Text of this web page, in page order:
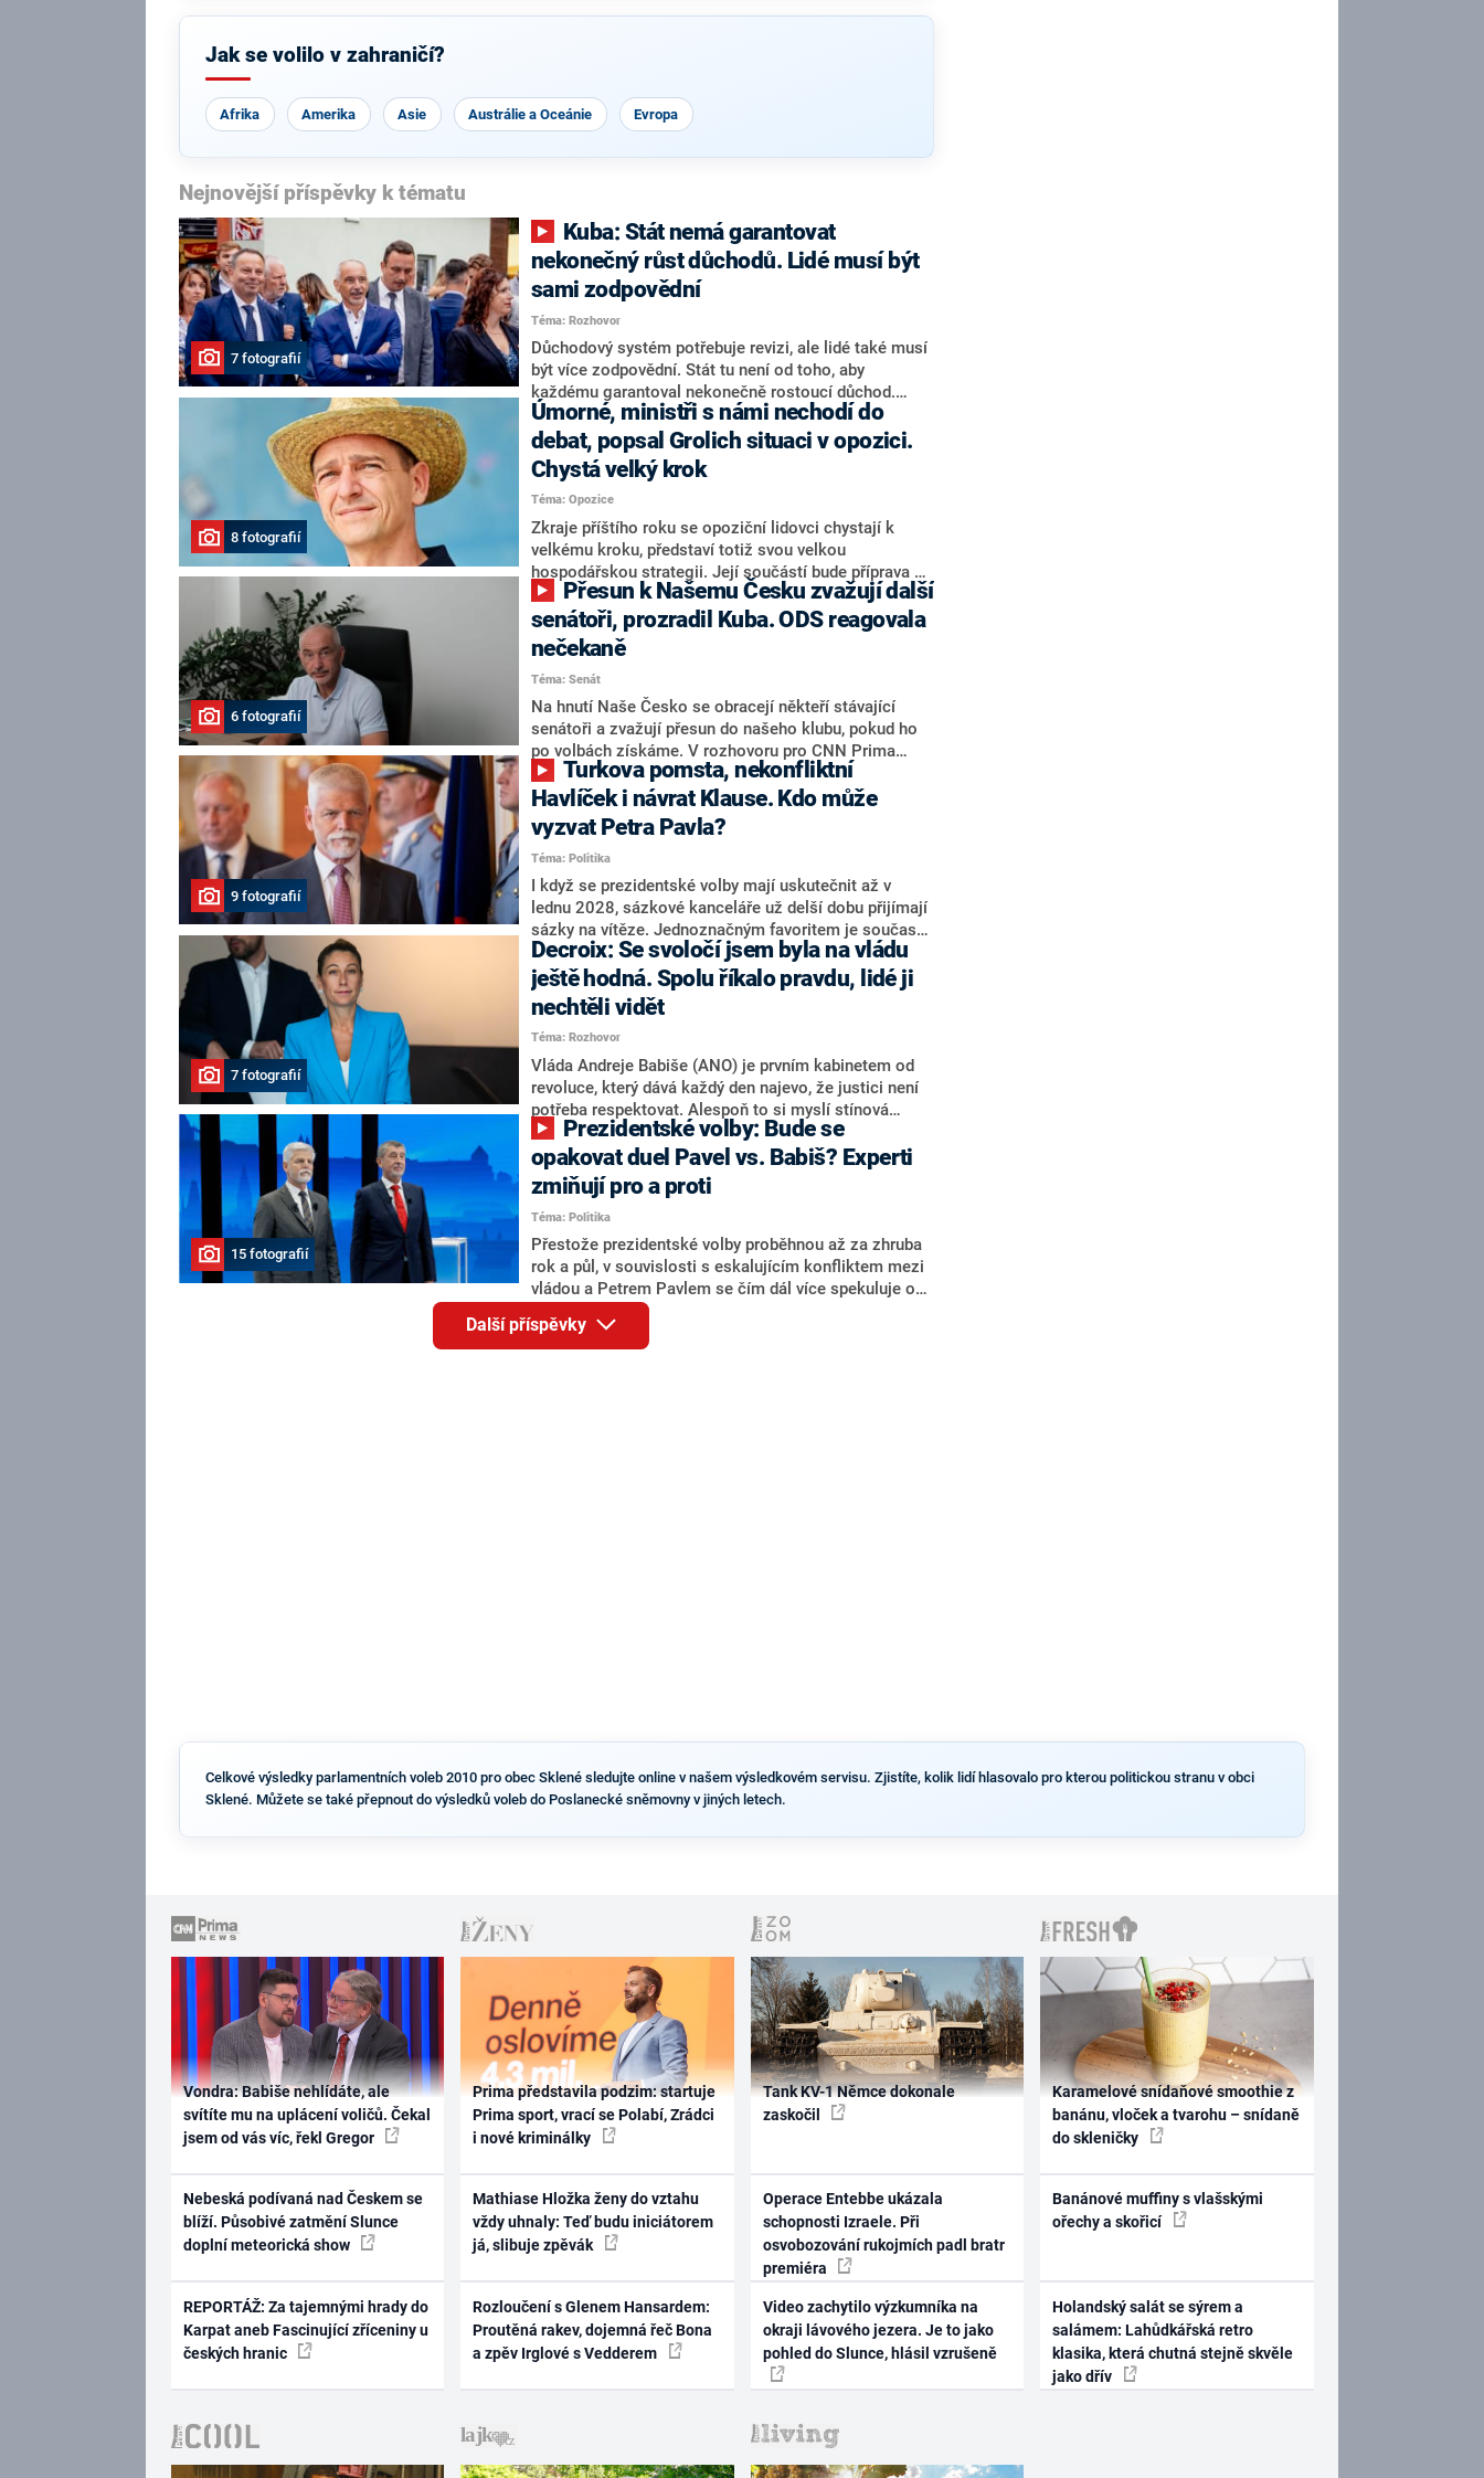
Jak se volilo v zahraničí?
Afrika Amerika Asie Austrálie a Oceánie Evropa
Nejnovější příspěvky k tématu
7 fotografií
nekonečný růst důchodů. Lidé musí být
sami zodpovědní
Téma: Rozhovor
Důchodový systém potřebuje revizi, ale lidé také musí
být více zodpovědní. Stát tu není od toho, aby
každému garantoval nekonečně rostoucí důchod.
Chybí tu nový systém a my ho představíme,řekl
hejtman Jihočeského kraje a předseda hnutí Naše
Česko Martin Kuba v rozhovoru pro CNN Prima NEWS.
V čele státu pak podle něj nemůže být člověk, který by
střetem zájmů omezoval čerpání financí a rozvoj,
dodal. Řešení u Andreje Babiše ale hodnotit nechtěl.
8 fotografií
Úmorné, ministři s námi nechodí do
debat, popsal Grolich situaci v opozici.
Chystá velký krok
Téma: Opozice
Zkraje příštího roku se opoziční lidovci chystají k
velkému kroku, představí totiž svou velkou
hospodářskou strategii. Její součástí bude příprava na
stárnutí populace, řekl ve středu na setkání s novináři
nový předseda lidovců Jan Grolich. Ten zároveň v
senátních volbách kandiduje ve Vyškově. Popsal i
aktivitu opozice, o níž vládní strany nebo političtí
komentátoři mluví jako o slabé a v defenzivě. „Je to
úmorná práce upozorňovat na chyby vlády. Ministři s
námi navíc nechodí do debat. Chceme ale ukazovat
svoje témata,“ odpověděl Grolich na dotaz CNN Prima
NEWS.
6 fotografií
senátoři, prozradil Kuba. ODS reagovala
nečekaně
Téma: Senát
Na hnutí Naše Česko se obracejí někteří stávající
senátoři a zvažují přesun do našeho klubu, pokud ho
po volbách získáme. V rozhovoru pro CNN Prima
NEWS to řekl zakladatel hnutí a jihočeský hejtman
Martin Kuba. Konkrétní nebyl, ale získat by takto mohl
například senátora Zdeňka Hrabu, který je dnes
součástí klubu ODS a TOP 09. Hraba to na dotaz
redakce nevyloučil. Předseda klubu senátorů ODS
Zdeněk Nytra redakci řekl, že počítá s odchodem
některých senátorů z klubu a že Naše Česko není
nepřítel, ale soupeř.
9 fotografií
Havlíček i návrat Klause. Kdo může
vyzvat Petra Pavla?
Téma: Politika
I když se prezidentské volby mají uskutečnit až v
lednu 2028, sázkové kanceláře už delší dobu přijímají
sázky na vítěze. Jednoznačným favoritem je současná
hlava státu Petr Pavel. Daleko za ním pak bookmakeři
zmiňují dva výrazné politiky ANO, tedy premiéra
Andreje Babiše a ministra průmyslu Karla Havlíčka.
Oblíbeným tipem samotných sázkařů je poslanec za
Motoristy Filip Turek. Politolog Jan Kubáček nicméně
o případné kandidatuře kohokoliv ze zmíněné trojice
značně pochybuje. Podle něj současná koalice dosud
nemá osobu, která by Pavlovi mohla konkurovat.
7 fotografií
Decroix: Se svoločí jsem byla na vládu
ještě hodná. Spolu říkalo pravdu, lidé ji
nechtěli vidět
Téma: Rozhovor
Vláda Andreje Babiše (ANO) je prvním kabinetem od
revoluce, který dává každý den najevo, že justici není
potřeba respektovat. Alespoň to si myslí stínová
ministryně spravedlnosti ODS Eva Decroix. V
rozhovoru pro CNN Prima NEWS si nebrala servítky
ohledně politického výkonu svého nástupce Jeronýma
Tejce (za ANO) či vládní zmocněnkyně pro lidská
práva Taťány Malé (ANO). Označením „svoloč“ na
adresu vlády prý byla ještě hodná. Decroix se také
vrátila k volební porážce koalice Spolu či promluvila o
hnutí Naše Česko Martina Kuby.
15 fotografií
opakovat duel Pavel vs. Babiš? Experti
zmiňují pro a proti
Téma: Politika
Přestože prezidentské volby proběhnou až za zhruba
rok a půl, v souvislosti s eskalujícím konfliktem mezi
vládou a Petrem Pavlem se čím dál více spekuluje o
tom, koho by do bitvy o Hrad mohla vyslat současná
koalice. Někteří političtí komentátoři znovu vytahují
jméno premiéra Andreje Babiše (ANO). Jak moc je
Další příspěvky
Celkové výsledky parlamentních voleb 2010 pro obec Sklené sledujte online v našem výsledkovém servisu. Zjistíte, kolik lidí hlasovalo pro kterou politickou stranu v obci
Sklené. Můžete se také přepnout do výsledků voleb do Poslanecké sněmovny v jiných letech.
Vondra: Babiše nehlídáte, ale
svítíte mu na uplácení voličů. Čekal
jsem od vás víc, řekl Gregor
Nebeská podívaná nad Českem se
blíží. Působivé zatmění Slunce
doplní meteorická show
REPORTÁŽ: Za tajemnými hrady do
Karpat aneb Fascinující zříceniny u
českých hranic
Prima představila podzim: startuje
Prima sport, vrací se Polabí, Zrádci
i nové kriminálky
Mathiase Hložka ženy do vztahu
vždy uhnaly: Teď budu iniciátorem
já, slibuje zpěvák
Rozloučení s Glenem Hansardem:
Proutěná rakev, dojemná řeč Bona
a zpěv Irglové s Vedderem
Tank KV-1 Němce dokonale
zaskočil
Operace Entebbe ukázala
schopnosti Izraele. Při
osvobozování rukojmích padl bratr
premiéra
Video zachytilo výzkumníka na
okraji lávového jezera. Je to jako
pohled do Slunce, hlásil vzrušeně
Karamelové snídaňové smoothie z
banánu, vloček a tvarohu – snídaně
do skleničky
Banánové muffiny s vlašskými
ořechy a skořicí
Holandský salát se sýrem a
salámem: Lahůdkářská retro
klasika, která chutná stejně skvěle
jako dřív